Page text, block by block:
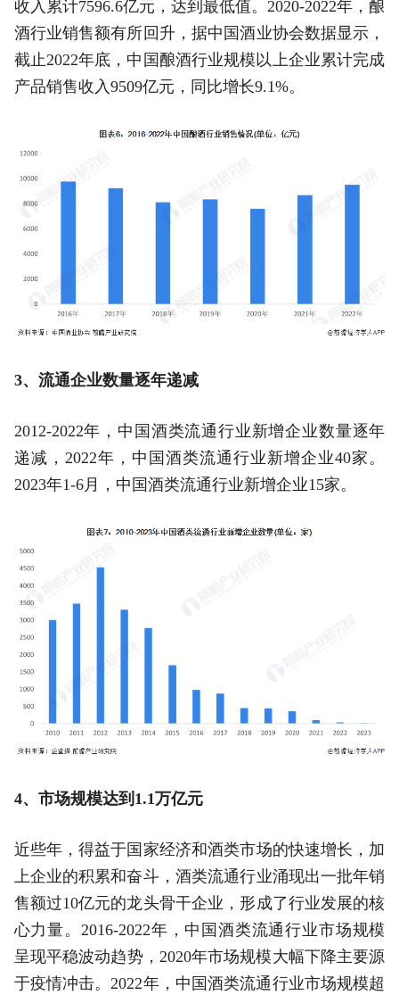
收入累计7596.6亿元，达到最低值。2020-2022年，酿
酒行业销售额有所回升，据中国酒业协会数据显示，
截止2022年底，中国酿酒行业规模以上企业累计完成
产品销售收入9509亿元，同比增长9.1%。
3、流通企业数量逐年递减
2012-2022年，中国酒类流通行业新增企业数量逐年
递减，2022年，中国酒类流通行业新增企业40家。
2023年1-6月，中国酒类流通行业新增企业15家。
4、市场规模达到1.1万亿元
近些年，得益于国家经济和酒类市场的快速增长，加
上企业的积累和奋斗，酒类流通行业涌现出一批年销
售额过10亿元的龙头骨干企业，形成了行业发展的核
心力量。2016-2022年，中国酒类流通行业市场规模
呈现平稳波动趋势，2020年市场规模大幅下降主要源
于疫情冲击。2022年，中国酒类流通行业市场规模超